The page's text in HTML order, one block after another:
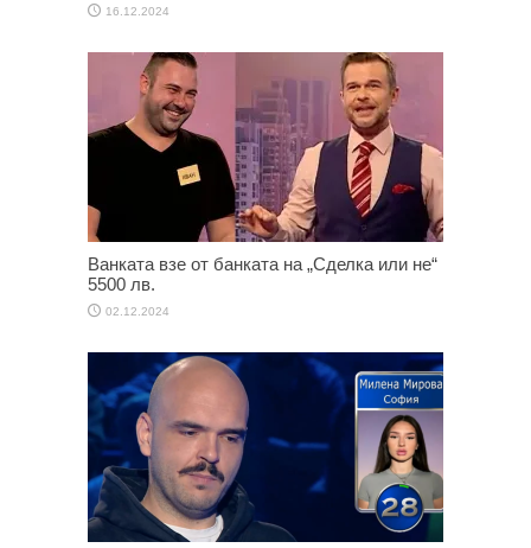
16.12.2024
Ванката взе от банката на „Сделка или не“
5500 лв.
02.12.2024